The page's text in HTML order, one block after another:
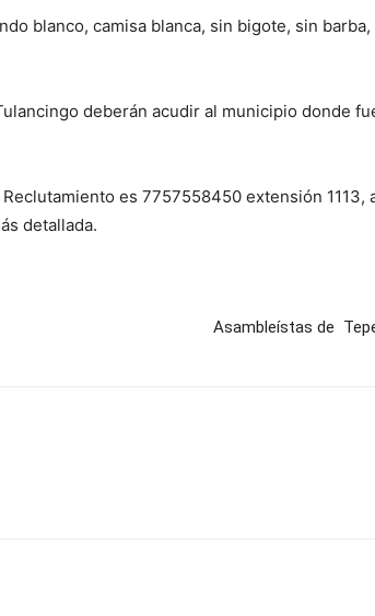
blanco, camisa blanca, sin bigote, sin
deberán acudir al municipio donde
es 7757558450 extensión 1113,
detallada.
Asambleístas de